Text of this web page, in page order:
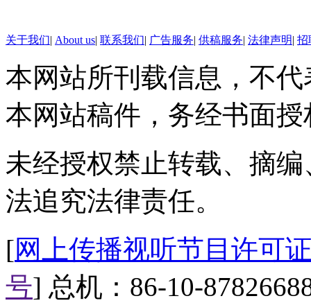
次召集建委等相关部门研讨如何
建委审批的预售证，还需要新添
【片尾口播】希望房价审批增
不要成为金钱利益腐化政府职责
责，国企花钱对得起自己对得起
到这里，我们下期节目再见。
关于我们| About us| 联系我们| 广告服务| 供稿服务| 法律声明| 招
本网站所刊载信息，不
本网站稿件，务经书面授
未经授权禁止转载、摘
法追究法律责任。
[网上传播视听节目许可
号] 总机：86-10-